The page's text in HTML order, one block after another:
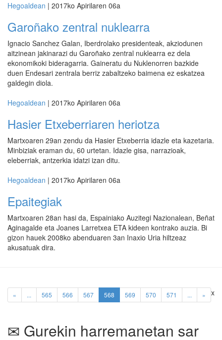
Hegoaldean | 2017ko Apirilaren 06a
Garoñako zentral nuklearra
Ignacio Sanchez Galan, Iberdrolako presidenteak, akziodunen
aitzinean jakinarazi du Garoñako zentral nuklearra ez dela
ekonomikoki bideragarria. Gaineratu du Nuklenorren bazkide
duen Endesari zentrala berriz zabaltzeko baimena ez eskatzea
galdegin diola.
Hegoaldean | 2017ko Apirilaren 06a
Hasier Etxeberriaren heriotza
Martxoaren 29an zendu da Hasier Etxeberria idazle eta kazetaria.
Minbiziak eraman du, 60 urtetan. Idazle gisa, narrazioak,
eleberriak, antzerkia idatzi izan ditu.
Hegoaldean | 2017ko Apirilaren 06a
Epaitegiak
Martxoaren 28an hasi da, Espainiako Auzitegi Nazionalean, Beñat
Aginagalde eta Joanes Larretxea ETA kideen kontrako auzia. Bi
gizon hauek 2008ko abenduaren 3an Inaxio Uria hiltzeaz
akusatuak dira.
« ... 565 566 567 568 (current)
569 570 571 x
... »
Gurekin harremanetan sar